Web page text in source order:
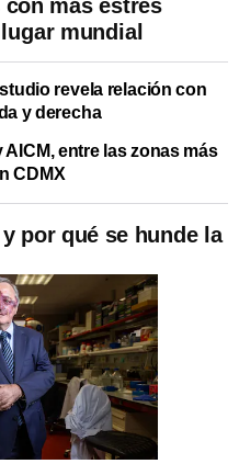
por qué se hunde la
más estrés
mundial
revela relación con
y derecha
entre las zonas más
CDMX